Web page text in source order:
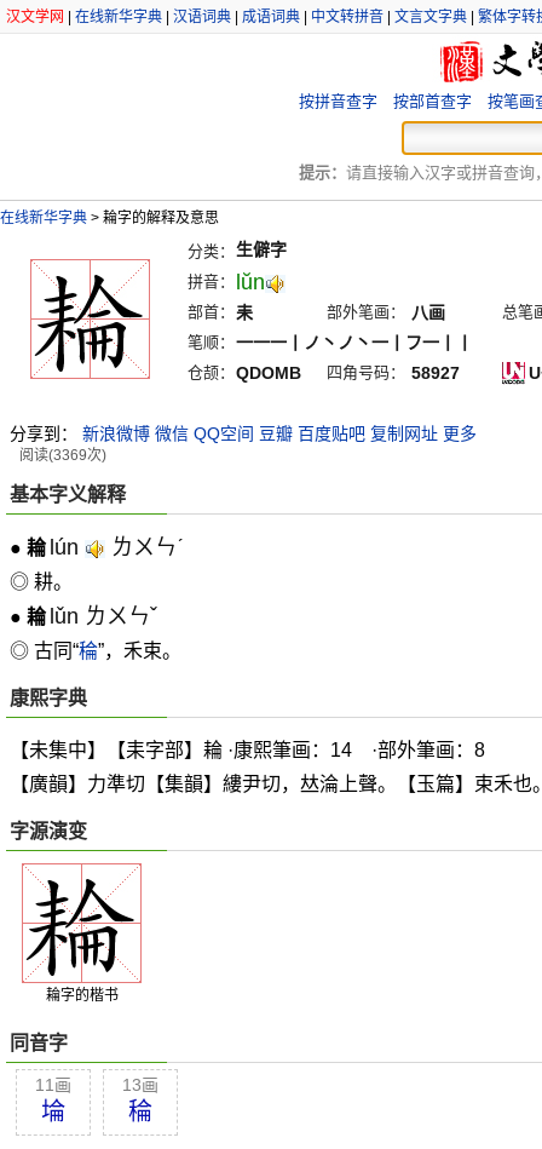
汉文学网 在线新华字典 汉语词典 成语词典 中文转拼音 文言文字典 繁体字转
按拼音查字 按部首查字 按笔画
提示： 请直接输入汉字或拼音查询
在线新华字典 > 耣字的解释及意思
分类： 生僻字
拼音： lŭn
部首： 耒 部外笔画： 八画
总笔
笔顺： 一一一丨ノ丶ノ丶一丨フ一丨丨
仓颉： QDOMB 四角号码： 58927
分享到： 新浪微博 微信 QQ空间 豆瓣 百度贴吧 复制网址 更多
阅读(3369次)
基本字义解释
● 耣 lún ㄌㄨㄣˊ
◎ 耕。
● 耣 lǔn ㄌㄨㄣˇ
◎ 古同“稐”，禾束。
康熙字典
【未集中】【耒字部】耣 ·康熙筆画：14 ·部外筆画：8
【廣韻】力準切【集韻】縷尹切， 𠀤淪上聲。【玉篇】束禾
字源演变
耣字的楷书
同音字
11画
埨
13画
稐